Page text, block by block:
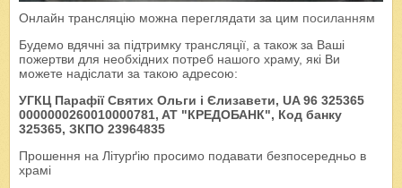
Онлайн трансляцію можна переглядати за цим посиланням
Будемо вдячні за підтримку трансляції, а також за Ваші
пожертви для необхідних потреб нашого храму, які Ви
можете надіслати за такою адресою:
УГКЦ Парафії Святих Ольги і Єлизавети, UA 96 325365
0000000260010000781, AT "КРЕДОБАНК", Код банку
325365, ЗКПО 23964835
Прошення на Літурґію просимо подавати безпосередньо в
храмі